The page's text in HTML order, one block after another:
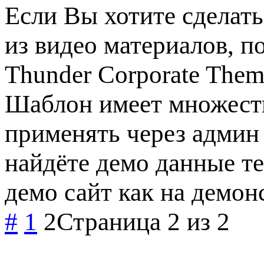
Если Вы хотите
из видео материалов,
Thunder Corporate
Шаблон имеет
применять через
найдёте демо данные
демо сайт как на
# 1 2Страница 2 из 2